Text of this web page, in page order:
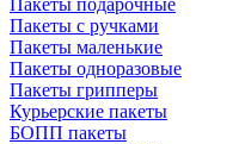
Пакеты подарочные
Пакеты с ручками
Пакеты маленькие
Пакеты одноразовые
Пакеты грипперы
Курьерские пакеты
БОПП пакеты